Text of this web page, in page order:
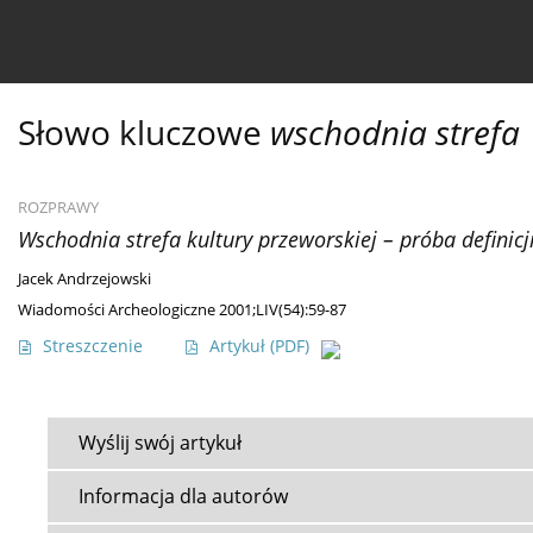
Słowo kluczowe wschodnia strefa
ROZPRAWY
Wschodnia strefa kultury przeworskiej – próba
Jacek Andrzejowski
Wiadomości Archeologiczne 2001;LIV(54):59-87
Streszczenie Artykuł (PDF)
Wyślij swój artykuł
Informacja dla autorów